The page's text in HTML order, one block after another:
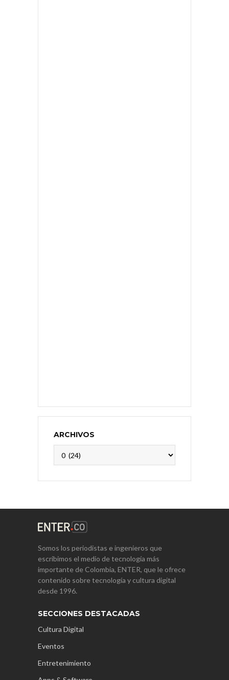
ARCHIVOS
Somos los periodistas e ingenieros que
escribimos el medio de tecnología más
importante de Colombia, ENTER, que le ofrece
contenido sobre tecnología y cultura digital
desde 1996.
SECCIONES DESTACADAS
Cultura Digital
Eventos
Entretenimiento